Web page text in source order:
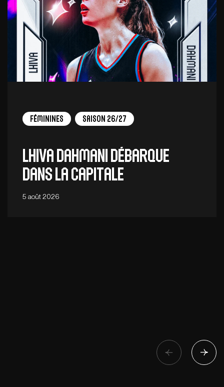
Féminines Saison 26/27
Lhiva Dahmani débarque
dans la capitale
5 août 2026